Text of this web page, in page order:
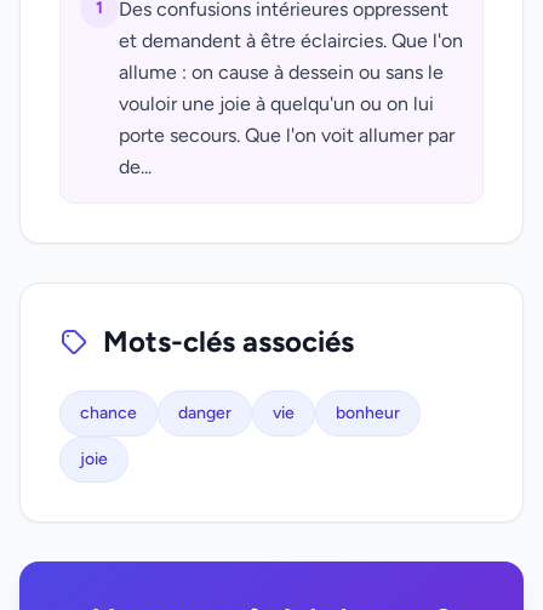
1
Des confusions intérieures oppressent
et demandent à être éclaircies. Que l'on
allume : on cause à dessein ou sans le
vouloir une joie à quelqu'un ou on lui
porte secours. Que l'on voit allumer par
de...
Mots-clés associés
chance danger vie bonheur
joie